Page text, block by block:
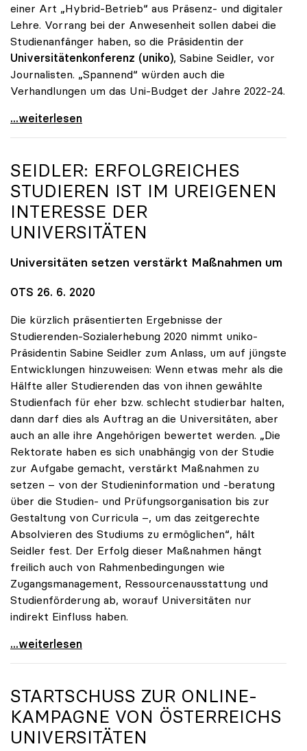
einer Art „Hybrid-Betrieb“ aus Präsenz- und digitaler
Lehre. Vorrang bei der Anwesenheit sollen dabei die
Studienanfänger haben, so die Präsidentin der
Universitätenkonferenz (uniko), Sabine Seidler, vor
Journalisten. „Spannend“ würden auch die
Verhandlungen um das Uni-Budget der Jahre 2022-24.
Unis: Ab Herbst „hybrid\", Budget „keine g'mahte
...weiterlesen
SEIDLER: ERFOLGREICHES
STUDIEREN IST IM UREIGENEN
INTERESSE DER
UNIVERSITÄTEN
Universitäten setzen verstärkt Maßnahmen um
OTS 26. 6. 2020
Die kürzlich präsentierten Ergebnisse der
Studierenden-Sozialerhebung 2020 nimmt uniko-
Präsidentin Sabine Seidler zum Anlass, um auf jüngste
Entwicklungen hinzuweisen: Wenn etwas mehr als die
Hälfte aller Studierenden das von ihnen gewählte
Studienfach für eher bzw. schlecht studierbar halten,
dann darf dies als Auftrag an die Universitäten, aber
auch an alle ihre Angehörigen bewertet werden. „Die
Rektorate haben es sich unabhängig von der Studie
zur Aufgabe gemacht, verstärkt Maßnahmen zu
setzen – von der Studieninformation und -beratung
über die Studien- und Prüfungsorganisation bis zur
Gestaltung von Curricula –, um das zeitgerechte
Absolvieren des Studiums zu ermöglichen“, hält
Seidler fest. Der Erfolg dieser Maßnahmen hängt
freilich auch von Rahmenbedingungen wie
Zugangsmanagement, Ressourcenausstattung und
Studienförderung ab, worauf Universitäten nur
indirekt Einfluss haben.
Seidler: Erfolgreiches Studieren ist im ureigenen
...weiterlesen
STARTSCHUSS ZUR ONLINE-
KAMPAGNE VON ÖSTERREICHS
UNIVERSITÄTEN